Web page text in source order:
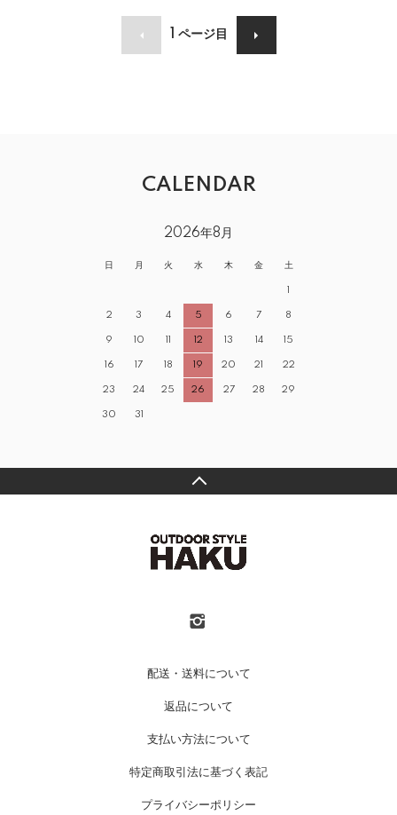
ページ目
CALENDAR
2026年8月
日 月 火 水 木 金 土
1
2 3 4 5 6 7 8
9 10 11 12 13 14 15
16 17 18 19 20 21 22
23 24 25 26 27 28 29
30 31
配送・送料について
返品について
支払い方法について
特定商取引法に基づく表記
プライバシーポリシー